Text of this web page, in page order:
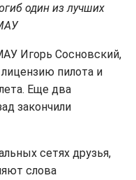
один из лучших
Игорь Сосновский,
пилота и
Еще два
закончили
сетях друзья,
слова